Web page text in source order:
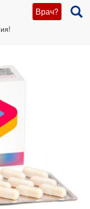
Врач?